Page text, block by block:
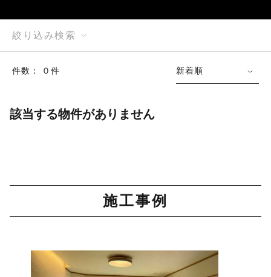
絞り込み検索
件数： ０件 新着順
該当する物件がありません
施工事例